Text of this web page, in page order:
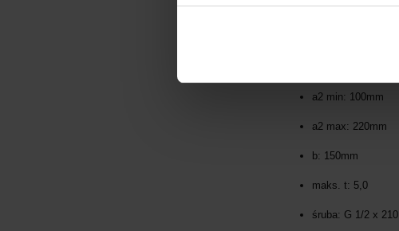
Dane techniczne:
a2 min: 100mm
a2 max: 220mm
b: 150mm
maks. t: 5,0
śruba: G 1/2 x 210